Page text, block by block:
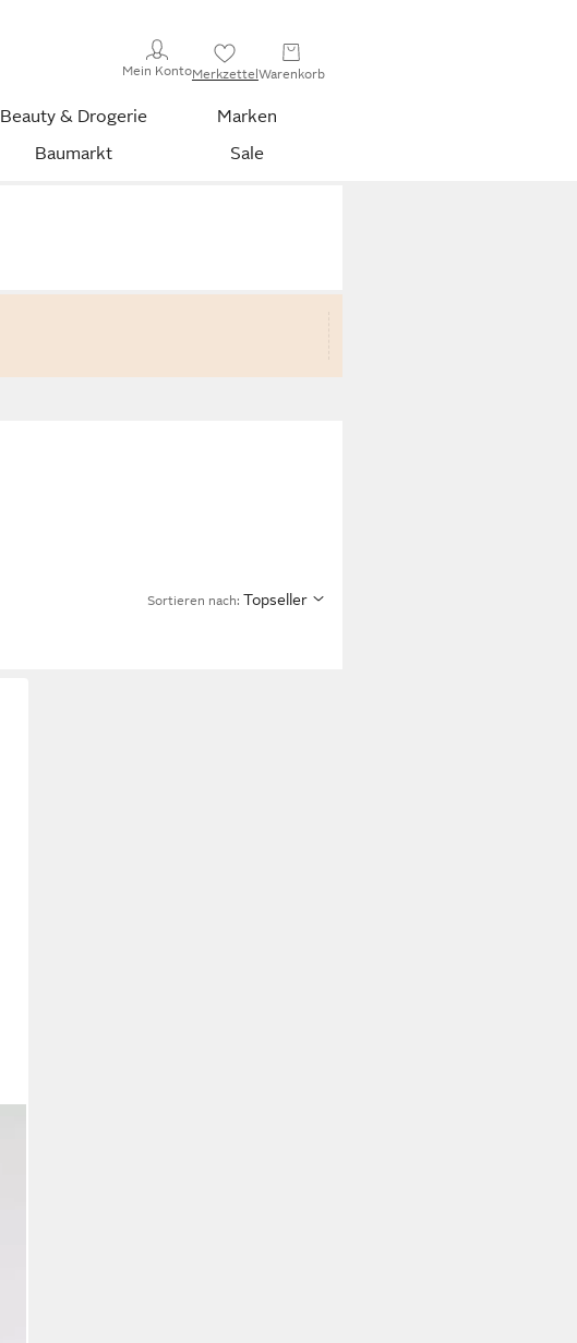
Mein KontoMerkzettelWarenkorb
Beauty & Drogerie
Marken
Baumarkt Sale
Sortieren nach: Topseller